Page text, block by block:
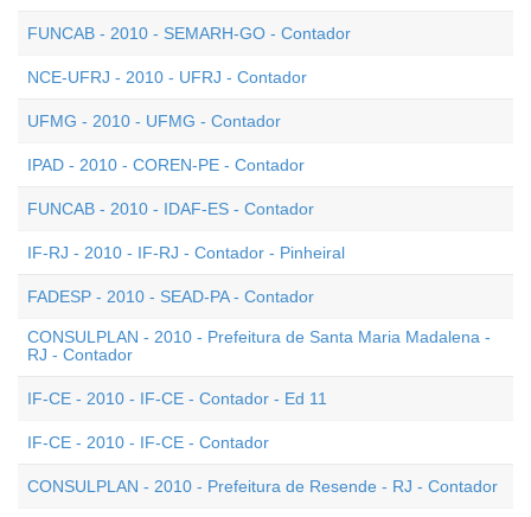
FUNCAB - 2010 - SEMARH-GO - Contador
NCE-UFRJ - 2010 - UFRJ - Contador
UFMG - 2010 - UFMG - Contador
IPAD - 2010 - COREN-PE - Contador
FUNCAB - 2010 - IDAF-ES - Contador
IF-RJ - 2010 - IF-RJ - Contador - Pinheiral
FADESP - 2010 - SEAD-PA - Contador
CONSULPLAN - 2010 - Prefeitura de Santa Maria Madalena -
RJ - Contador
IF-CE - 2010 - IF-CE - Contador - Ed 11
IF-CE - 2010 - IF-CE - Contador
CONSULPLAN - 2010 - Prefeitura de Resende - RJ - Contador